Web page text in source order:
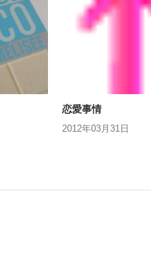
恋愛事情
2012年03月31日